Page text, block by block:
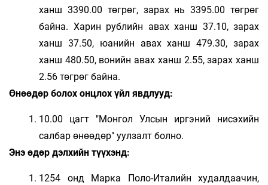
ханш 3390.00 төгрөг, зарах нь 3395.00 төгрөг
байна. Харин рублийн авах ханш 37.10, зарах
ханш 37.50, юанийн авах ханш 479.30, зарах
ханш 480.50, вонийн авах ханш 2.55, зарах ханш
2.56 төгрөг байна.
Өнөөдөр болох онцлох үйл явдлууд:
10.00 цагт "Монгол Улсын иргэний нисэхийн
салбар өнөөдөр" уулзалт болно.
Энэ өдөр дэлхийн түүхэнд:
1254 онд Марка Поло-Италийн худалдаачин,